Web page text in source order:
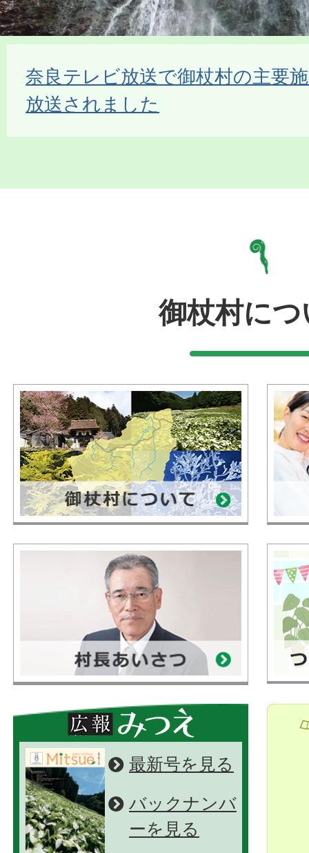
奈良テレビ放送で御杖村の主要
放送されました
御杖村に
最新号を見る
バックナンバ
ーを見る